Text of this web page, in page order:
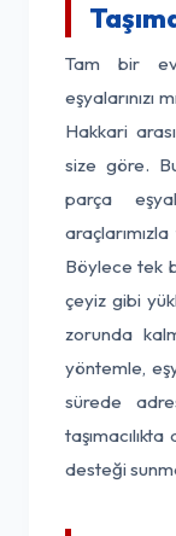
Tam bir
eşyalarınızı
Hakkari
size göre.
parça
Böylece tek
çeyiz gibi
zorunda
yöntemle,
sürede
desteği